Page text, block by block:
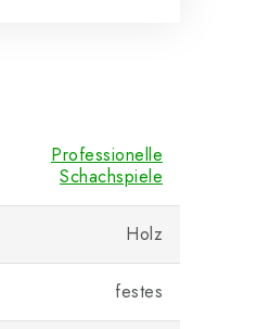
Professionelle
Schachspiele
Holz
festes